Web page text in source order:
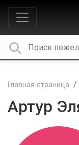
Главная страница
Артур